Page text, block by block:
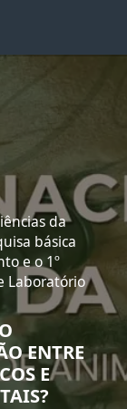
da
básica
e o 1º
Laboratório
ENTRE
E